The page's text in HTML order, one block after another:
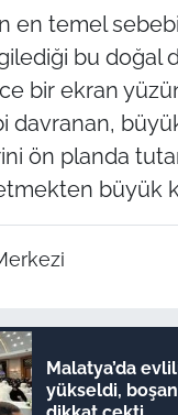
en temel
bu doğal
bir ekran
davranan,
ön planda
büyük
Malatya’da
yükseldi,